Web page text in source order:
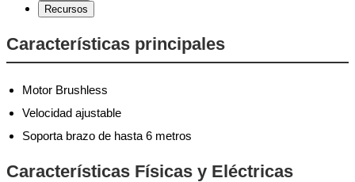
Recursos
Características principales
Motor Brushless
Velocidad ajustable
Soporta brazo de hasta 6 metros
Características Físicas y Eléctricas